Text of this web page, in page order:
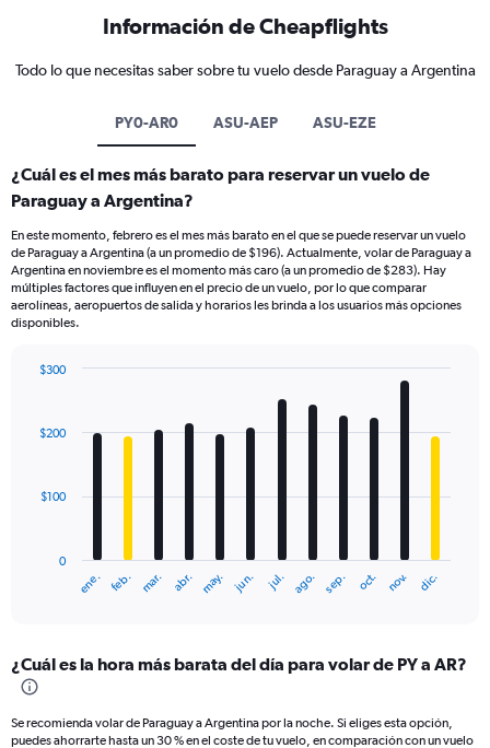
Información de Cheapflights
Todo lo que necesitas saber sobre tu vuelo desde Paraguay a Argentina
PY0-AR0 ASU-AEP ASU-EZE
¿Cuál es el mes más barato para reservar un vuelo de
Paraguay a Argentina?
En este momento, febrero es el mes más barato en el que se puede reservar un vuelo
de Paraguay a Argentina (a un promedio de $196). Actualmente, volar de Paraguay a
Argentina en noviembre es el momento más caro (a un promedio de $283). Hay
múltiples factores que influyen en el precio de un vuelo, por lo que comparar
aerolíneas, aeropuertos de salida y horarios les brinda a los usuarios más opciones
disponibles.
with
12
The
Range:
12
The
ene. feb. mar. abr. may. jun. jul. ago. sep. oct. nov. dic.
0
$100
$200
$300
¿Cuál es la hora más barata del día para volar de PY a AR?
Se recomienda volar de Paraguay a Argentina por la noche. Si eliges esta opción,
puedes ahorrarte hasta un 30 % en el coste de tu vuelo, en comparación con un vuelo